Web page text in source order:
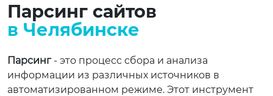
Парсинг сайтов
в Челябинске
Парсинг - это процесс сбора и анализа
информации из различных источников в
автоматизированном режиме. Этот инструмент